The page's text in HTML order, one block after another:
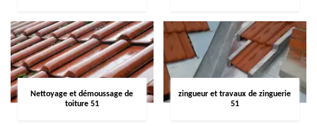
Nettoyage et démoussage de
toiture 51
zingueur et travaux de zinguerie
51